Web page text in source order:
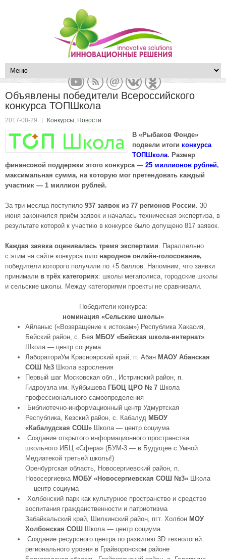
Объявлены победители Всероссийского
конкурса ТОПШкола
2017-08-29 Конкурсы, Новости
В «Рыбаков Фонде»
подвели итоги конкурса
ТОПШкола. Размер
финансовой поддержки этого конкурса — 25 миллионов рублей,
максимальная сумма, на которую мог претендовать каждый
участник — 1 миллион рублей.
За три месяца поступило 937 заявок из 77 регионов России. 30
июня закончился приём заявок и началась техническая экспертиза, в
результате которой к участию в конкурсе было допущено 817 заявок.
Каждая заявка оценивалась тремя экспертами. Параллельно
с этим на сайте конкурса шло народное онлайн-голосование,
победители которого получили по +5 баллов. Напомним, что заявки
принимали в трёх категориях: школы мегаполиса, городские школы
и сельские школы. Между категориями проекты не сравнивали.
Победители конкурса:
номинация «Сельские школы»
Айланыс («Возвращение к истокам») Республика Хакасия,
Бейский район, с. Бея МБОУ «Бейская школа-интернат»
Школа — центр социума
ЛабораториУм Красноярский край, п. Абан МАОУ Абанская
СОШ №3 Школа взросления
Первый шаг Московская обл., Истринский район, п.
Гидроузла им. Куйбышева ГБОЦ ЦРО № 7 Школа
профессионального самоопределения
Библиотечно-информационный центр Удмуртская
Республика, Кезский район, с. Кабалуд МБОУ
«Кабалудская СОШ» Школа — центр социума
Создание открытого информационного пространства
школьного ИБЦ «Сфера» (БУМ-3 — в Будущее с Умной
Медиатекой третьей школы!)
Оренбургская область, Новосергиевский район, п.
Новосергиевка МОБУ «Новосергиевская СОШ №3» Школа
— центр социума
Холбонский парк как культурное пространство и средство
воспитания гражданственности и патриотизма
Забайкальский край, Шилкинский район, пгт. Холбон МОУ
Холбонская СОШ Школа — центр социума
Создание ресурсного центра по развитию 3D технологий
регионального уровня в Грайворонском районе